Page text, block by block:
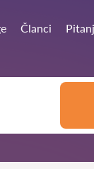
Članci